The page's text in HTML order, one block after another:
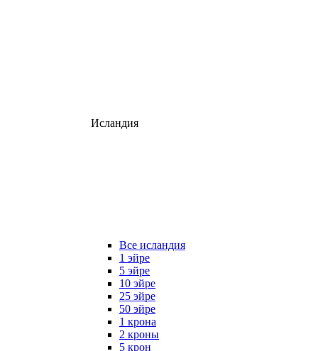
Исландия
Все исландия
1 эйре
5 эйре
10 эйре
25 эйре
50 эйре
1 крона
2 кроны
5 крон